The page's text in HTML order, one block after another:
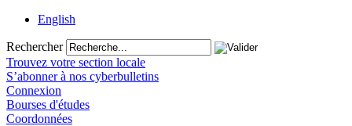
English
Rechercher
Trouvez votre section locale
S’abonner à nos cyberbulletins
Connexion
Bourses d'études
Coordonnées